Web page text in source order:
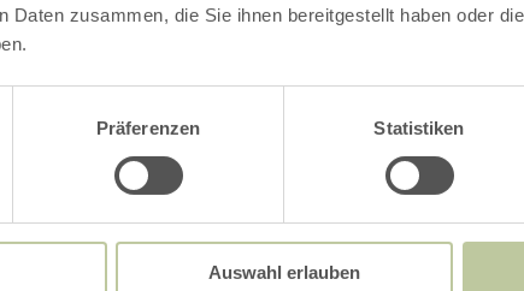
Daten zusammen, die Sie ihnen bereitgestellt haben oder
Präferenzen Statistiken
Auswahl erlauben